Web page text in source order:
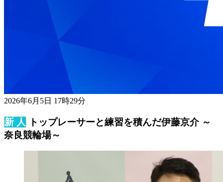
2026年6月5日 17時29分
トップレーサーと練習を積んだ伊藤京介 ～
奈良競輪場～